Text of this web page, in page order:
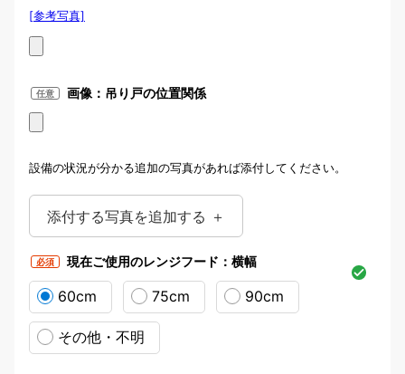
[参考写真]
レンジフードのメーカー名・品番（型番）が分かるように
任意 画像：吊り戸の位置関係
設備の状況が分かる追加の写真があれば添付してください。
添付する写真を追加する ＋
必須 現在ご使用のレンジフード：横幅
60cm 75cm 90cm
その他・不明